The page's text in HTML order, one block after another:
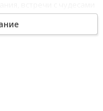
победить даже самую